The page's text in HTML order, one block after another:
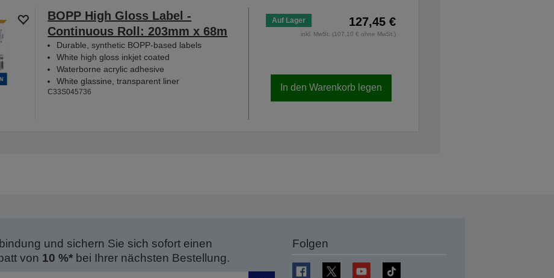
BOPP High Gloss Label -
Continuous Roll: 203mm x 68m
Durable, synthetic BOPP-based labels
White high gloss inkjet coated
Waterborne acrylic adhesive
White glassine, transparent liner
C33S045736
Auf Lager 127,45 €
inkl. MwSt. (107,10 € ohne MwSt.)
In den Warenkorb legen
und sichern Sie sich sofort einen
von 10 %*bei Ihrer nächsten Bestellung.
Folgen